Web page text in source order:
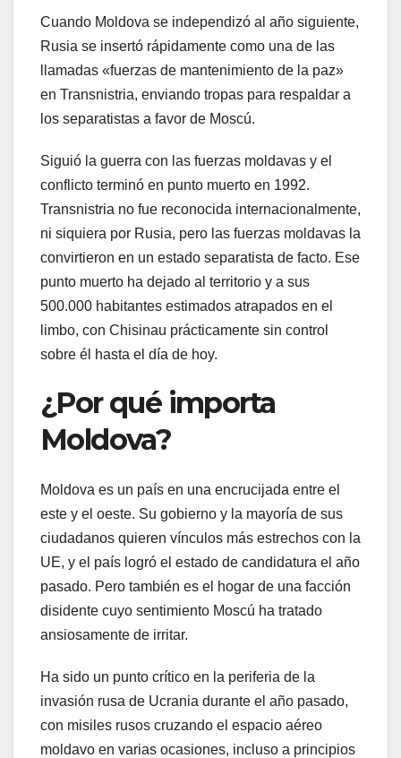
Cuando Moldova se independizó al año siguiente,
Rusia se insertó rápidamente como una de las
llamadas «fuerzas de mantenimiento de la paz»
en Transnistria, enviando tropas para respaldar a
los separatistas a favor de Moscú.
Siguió la guerra con las fuerzas moldavas y el
conflicto terminó en punto muerto en 1992.
Transnistria no fue reconocida internacionalmente,
ni siquiera por Rusia, pero las fuerzas moldavas la
convirtieron en un estado separatista de facto. Ese
punto muerto ha dejado al territorio y a sus
500.000 habitantes estimados atrapados en el
limbo, con Chisinau prácticamente sin control
sobre él hasta el día de hoy.
¿Por qué importa
Moldova?
Moldova es un país en una encrucijada entre el
este y el oeste. Su gobierno y la mayoría de sus
ciudadanos quieren vínculos más estrechos con la
UE, y el país logró el estado de candidatura el año
pasado. Pero también es el hogar de una facción
disidente cuyo sentimiento Moscú ha tratado
ansiosamente de irritar.
Ha sido un punto crítico en la periferia de la
invasión rusa de Ucrania durante el año pasado,
con misiles rusos cruzando el espacio aéreo
moldavo en varias ocasiones, incluso a principios